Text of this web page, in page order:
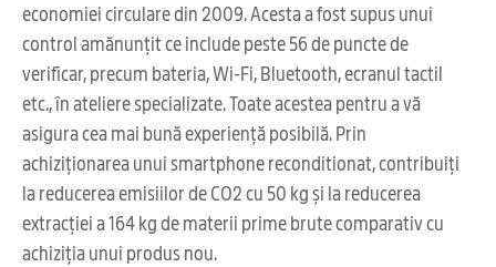
economiei circulare din 2009. Acesta a fost supus unui
control amănunțit ce include peste 56 de puncte de
verificar, precum bateria, Wi-Fi, Bluetooth, ecranul tactil
etc., în ateliere specializate. Toate acestea pentru a vă
asigura cea mai bună experiență posibilă. Prin
achiziționarea unui smartphone reconditionat, contribuiți
la reducerea emisiilor de CO2 cu 50 kg și la reducerea
extracției a 164 kg de materii prime brute comparativ cu
achiziția unui produs nou.